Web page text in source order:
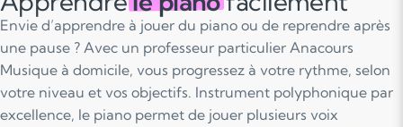
Envie d’apprendre à jouer du piano ou de reprendre après
une pause ? Avec un professeur particulier Anacours
Musique à domicile, vous progressez à votre rythme, selon
votre niveau et vos objectifs. Instrument polyphonique par
excellence, le piano permet de jouer plusieurs voix